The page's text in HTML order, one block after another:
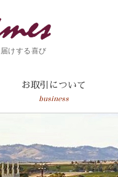
けする喜び
お取引について
business